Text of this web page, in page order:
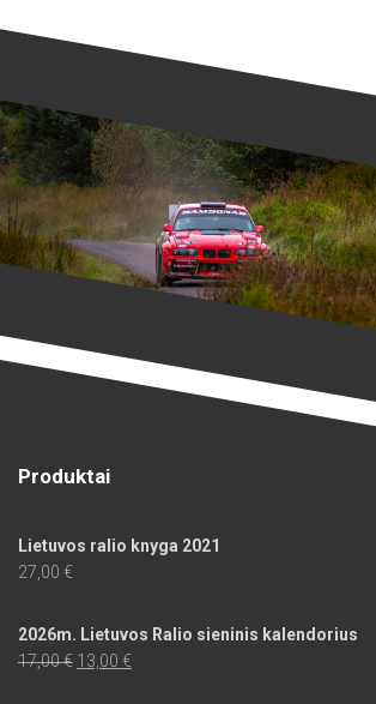
Produktai
Lietuvos ralio knyga 2021
27,00 €
2026m. Lietuvos Ralio sieninis kalendorius
17,00€ Original
13,00 €Current